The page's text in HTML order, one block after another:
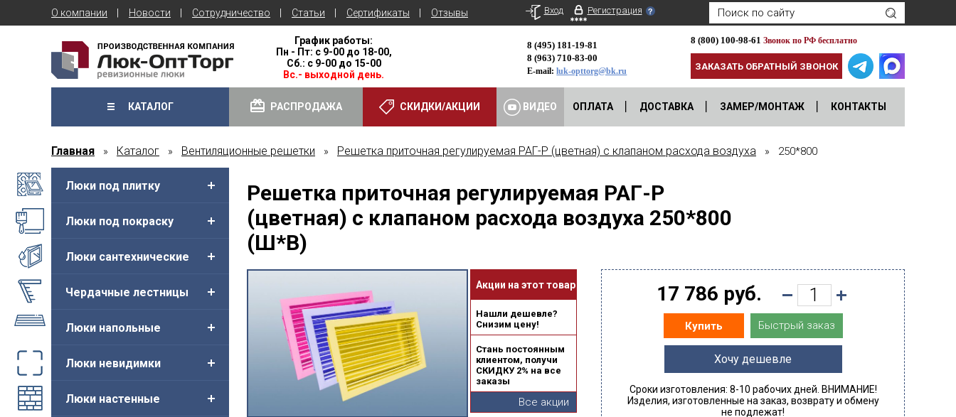
О компании Новости Сотрудничество Статьи Сертификаты Отзывы Вход Регистрация
График работы:
Пн - Пт: с 9-00 до 18-00,
Сб.: с 9-00 до 15-00
Вс.- выходной день.
8 (495) 181-19-81
8 (963) 710-83-00
E-mail:luk-opttorg@bk.ru
8 (800) 100-98-61 Звонок по РФ бесплатно
ЗАКАЗАТЬ ОБРАТНЫЙ ЗВОНОК
КАТАЛОГ РАСПРОДАЖА СКИДКИ/АКЦИИ ВИДЕО ОПЛАТА ДОСТАВКА ЗАМЕР/МОНТАЖ КОНТАКТЫ
Главная » Каталог » Вентиляционные решетки » Решетка приточная регулируемая РАГ-Р (цветная) с клапаном расхода воздуха » 250*800
Люки под плитку
Люки под покраску
Люки сантехнические
Чердачные лестницы
Люки напольные
Люки невидимки
Люки настенные
Решетка приточная регулируемая РАГ-Р
(цветная) с клапаном расхода воздуха 250*800
(Ш*В)
Акции на этот товар
Нашли дешевле?
Снизим цену!
Стань постоянным
клиентом, получи
СКИДКУ 2% на все
заказы
Все акции
17 786 руб.
Купить Быстрый заказ
Хочу дешевле
Сроки изготовления: 8-10 рабочих дней. ВНИМАНИЕ!
Изделия, изготовленные на заказ, возврату и обмену
не подлежат!